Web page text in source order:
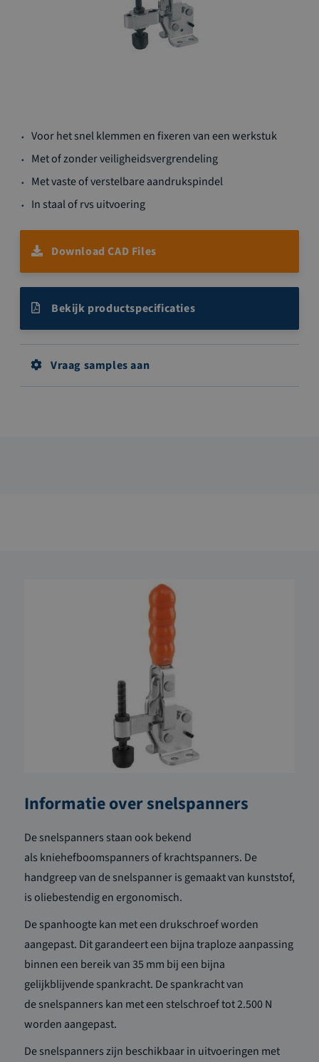
naar
het
van
de
gallerij
Voor het snel klemmen en fixeren van een werkstuk
Met of zonder veiligheidsvergrendeling
Met vaste of verstelbare aandrukspindel
In staal of rvs uitvoering
Download CAD Files
Bekijk productspecificaties
Vraag samples aan
Informatie over snelspanners
Desnelspanners staan ook bekend
als kniehefboomspanners of krachtspanners. De
handgreep van desnelspanneris gemaakt van kunststof,
is oliebestendig en ergonomisch.
De spanhoogte kan met een drukschroef worden
aangepast. Dit garandeert een bijna traploze aanpassing
binnen een bereik van 35 mm bij een bijna
gelijkblijvende spankracht. De spankracht van
desnelspanners kan met een stelschroef tot 2.500 N
worden aangepast.
Desnelspannerszijn beschikbaarin uitvoeringen met